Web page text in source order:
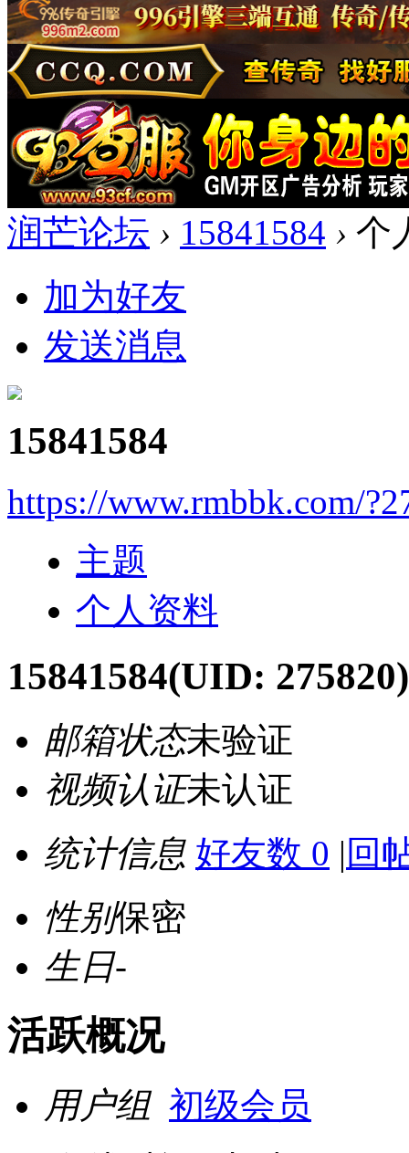
润芒论坛 › 15841584 › 个
加为好友
发送消息
15841584
https://www.rmbbk.com/
主题
个人资料
15841584(UID: 275820)
邮箱状态未验证
视频认证未认证
统计信息 好友数 0 | 回
性别保密
生日-
活跃概况
用户组 初级会员